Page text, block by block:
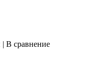
| В сравнение